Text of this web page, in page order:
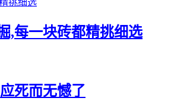
,每一块砖都精挑细选
死而无憾了